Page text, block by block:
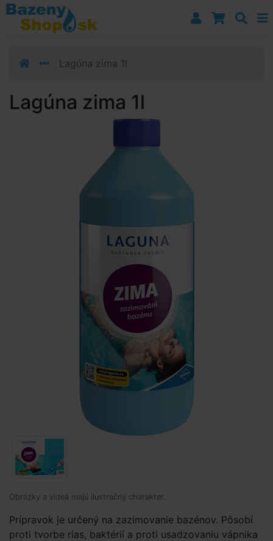
Prejsť k navigácii
Prejsť na obsah
Prejsť k bočnému stĺpci
Lagúna zima 1l
Lagúna zima 1l
Obrázky a videá majú ilustračný charakter.
Prípravok je určený na zazimovanie bazénov. Pôsobí
proti tvorbe rias, baktérií a proti usadzovaniu vápnika